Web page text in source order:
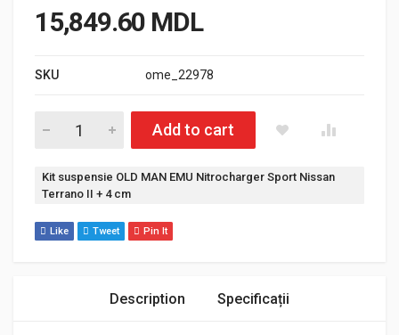
15,849.60 MDL
SKU ome_22978
Cantitate Kit suspensie OLD MAN EMU Nitrocharger Sport
Add to cart
Etichetă:
Kit suspensie OLD MAN EMU Nitrocharger Sport Nissan
Terrano II + 4 cm
Like Tweet Pin It
Description Specificații